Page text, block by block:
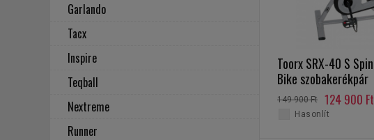
Toorx SRX-40 S Spin
Bike szobakerékpár
149 900 Ft 124 900 Ft
Hasonlít
Garlando
Tacx
Inspire
Teqball
Nextreme
Runner